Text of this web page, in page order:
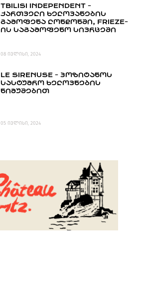
TBILISI INDEPENDENT -
ᲥᲐᲠᲗᲕᲔᲚᲘ ᲮᲔᲚᲝᲕᲐᲜᲔᲑᲘᲡ
ᲒᲐᲛᲝᲤᲔᲜᲐ ᲚᲝᲜᲓᲝᲜᲨᲘ, FRIEZE-
ᲘᲡ ᲡᲐᲒᲐᲛᲝᲤᲔᲜᲝ ᲡᲘᲕᲠᲪᲔᲨᲘ
08 ივლისი, 2024
LE SIRENUSE - ᲞᲝᲖᲘᲢᲐᲜᲝᲡ
ᲡᲐᲡᲢᲣᲛᲠᲝ ᲮᲔᲚᲝᲕᲜᲔᲑᲘᲡ
ᲜᲘᲛᲣᲨᲔᲑᲘᲗ
05 ივლისი, 2024